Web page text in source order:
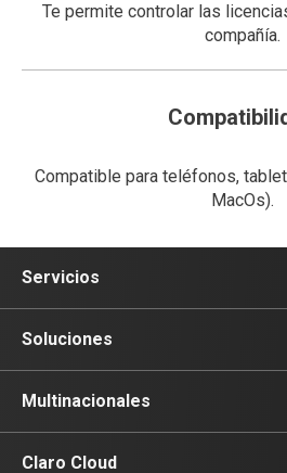
Te permite controlar las
compañía.
Compatible para teléfonos,
MacOs).
Servicios
Voz
Tv
Conectividad
Soluciones
Comunicación
Conectividad
Multinacionales
Multinacionales
Claro Cloud